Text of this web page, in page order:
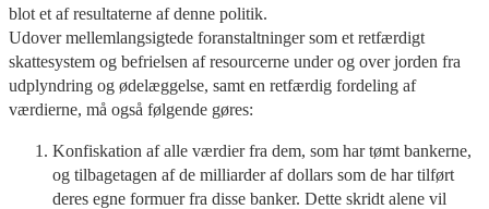
blot et af resultaterne af denne politik.
Udover mellemlangsigtede foranstaltninger som et retfærdigt
skattesystem og befrielsen af resourcerne under og over jorden fra
udplyndring og ødelæggelse, samt en retfærdig fordeling af
værdierne, må også følgende gøres:
Konfiskation af alle værdier fra dem, som har tømt bankerne,
og tilbagetagen af de milliarder af dollars som de har tilført
deres egne formuer fra disse banker. Dette skridt alene vil